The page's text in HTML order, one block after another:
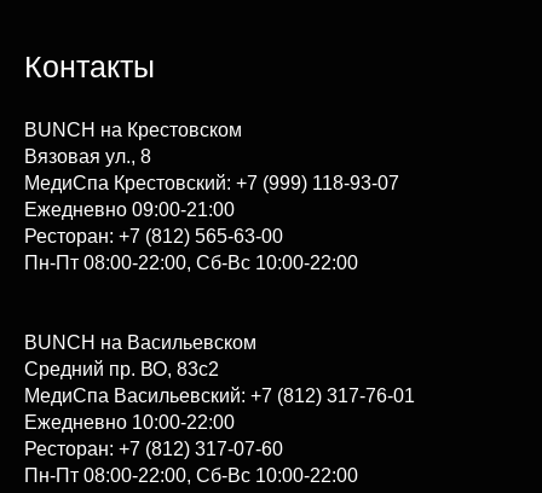
Контакты
BUNCH на Крестовском
Вязовая ул., 8
МедиСпа Крестовский: +7 (999) 118-93-07
Ежедневно 09:00-21:00
Ресторан: +7 (812) 565-63-00
Пн-Пт 08:00-22:00, Сб-Вс 10:00-22:00
BUNCH на Васильевском
Средний пр. ВО, 83с2
МедиСпа Васильевский: +7 (812) 317-76-01
Ежедневно 10:00-22:00
Ресторан: +7 (812) 317-07-60
Пн-Пт 08:00-22:00, Сб-Вс 10:00-22:00